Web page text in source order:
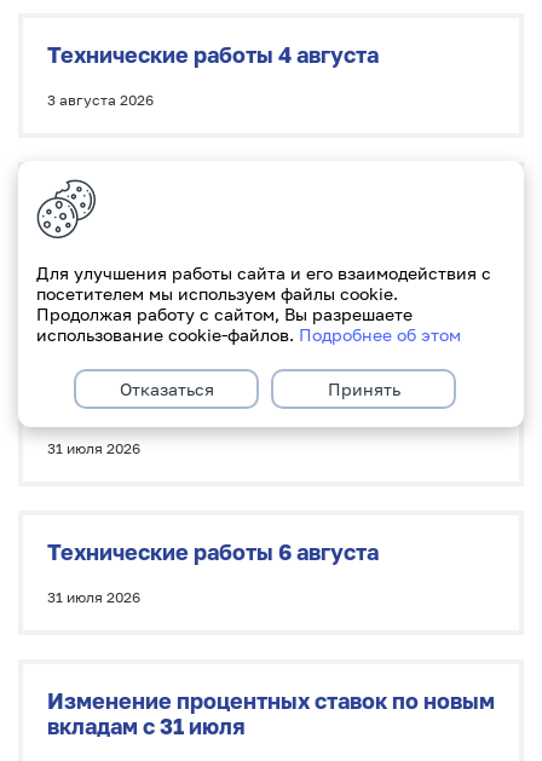
Технические работы 4 августа
3 августа 2026
Изменение процентных ставок по новым
вкладам с 1 августа
31 июля 2026
Изменение порядка согласования
обязательств перед ФСЗН
31 июля 2026
Технические работы 6 августа
31 июля 2026
Изменение процентных ставок по новым
вкладам с 31 июля
Для улучшения работы сайта и его взаимодействия с
посетителем мы используем файлы cookie.
Продолжая работу с сайтом, Вы разрешаете
использование cookie-файлов. Подробнее об этом
Отказаться Принять